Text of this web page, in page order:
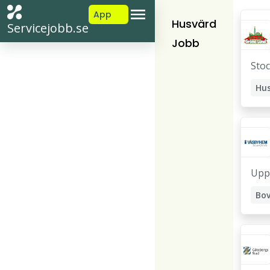
Servicejobb.se
App
Husvärd
Jobb